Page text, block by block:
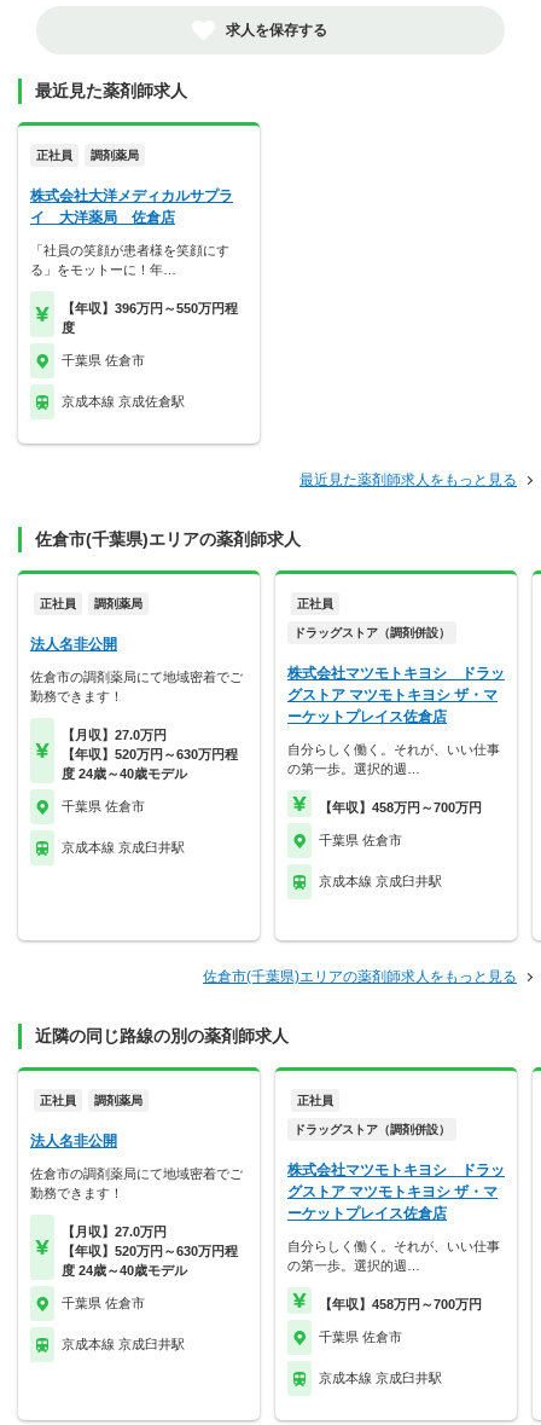
求人を保存する
最近見た薬剤師求人
正社員 調剤薬局
株式会社大洋メディカルサプラ
イ 大洋薬局 佐倉店
「社員の笑顔が患者様を笑顔にす
る」をモットーに！年…
【年収】396万円～550万円程
度
千葉県 佐倉市
京成本線 京成佐倉駅
最近見た薬剤師求人をもっと見る
佐倉市(千葉県)エリアの薬剤師求人
正社員 調剤薬局
法人名非公開
佐倉市の調剤薬局にて地域密着でご
勤務できます！
【月収】27.0万円
【年収】520万円～630万円程
度 24歳～40歳モデル
千葉県 佐倉市
京成本線 京成臼井駅
正社員
ドラッグストア（調剤併設）
株式会社マツモトキヨシ ドラッ
グストア マツモトキヨシ ザ・マ
ーケットプレイス佐倉店
自分らしく働く。それが、いい仕事
の第一歩。選択的週…
【年収】458万円～700万円
千葉県 佐倉市
京成本線 京成臼井駅
佐倉市(千葉県)エリアの薬剤師求人をもっと見る
近隣の同じ路線の別の薬剤師求人
正社員 調剤薬局
法人名非公開
佐倉市の調剤薬局にて地域密着でご
勤務できます！
【月収】27.0万円
【年収】520万円～630万円程
度 24歳～40歳モデル
千葉県 佐倉市
京成本線 京成臼井駅
正社員
ドラッグストア（調剤併設）
株式会社マツモトキヨシ ドラッ
グストア マツモトキヨシ ザ・マ
ーケットプレイス佐倉店
自分らしく働く。それが、いい仕事
の第一歩。選択的週…
【年収】458万円～700万円
千葉県 佐倉市
京成本線 京成臼井駅